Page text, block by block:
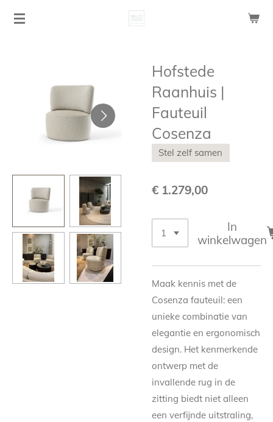
Ga
Hofstede
Raanhuis |
Fauteuil
Cosenza
Stel zelf samen
€ 1.279,00
In
winkelwagen
Maak kennis met de
Cosenza fauteuil: een
unieke combinatie van
elegantie en ergonomisch
design. Het kenmerkende
ontwerp met de
invallende rug in de
zitting biedt niet alleen
een verfijnde uitstraling,